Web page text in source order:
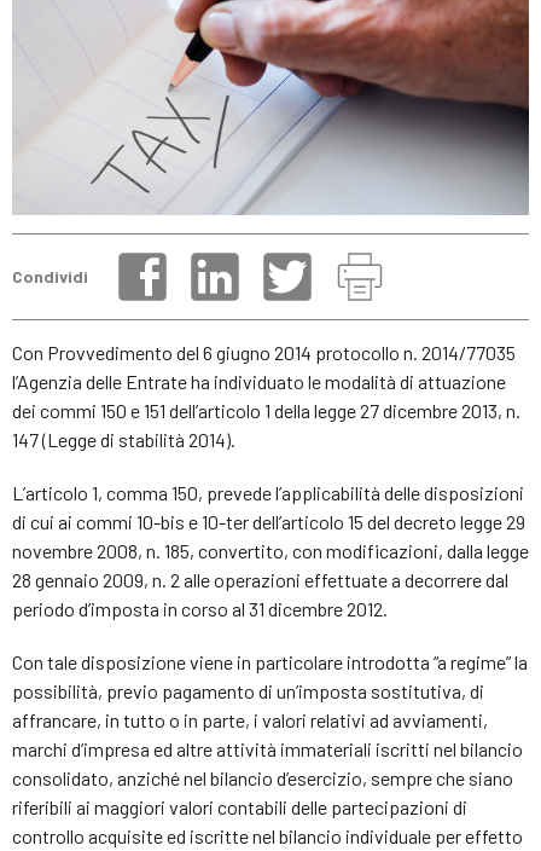
Condividi
Con Provvedimento del 6 giugno 2014 protocollo n. 2014/77035
l’Agenzia delle Entrate ha individuato le modalità di attuazione
dei commi 150 e 151 dell’articolo 1 della legge 27 dicembre 2013, n.
147 (Legge di stabilità 2014).
L’articolo 1, comma 150, prevede l’applicabilità delle disposizioni
di cui ai commi 10-bis e 10-ter dell’articolo 15 del decreto legge 29
novembre 2008, n. 185, convertito, con modificazioni, dalla legge
28 gennaio 2009, n. 2 alle operazioni effettuate a decorrere dal
periodo d’imposta in corso al 31 dicembre 2012.
Con tale disposizione viene in particolare introdotta “a regime” la
possibilità, previo pagamento di un’imposta sostitutiva, di
affrancare, in tutto o in parte, i valori relativi ad avviamenti,
marchi d’impresa ed altre attività immateriali iscritti nel bilancio
consolidato, anziché nel bilancio d’esercizio, sempre che siano
riferibili ai maggiori valori contabili delle partecipazioni di
controllo acquisite ed iscritte nel bilancio individuale per effetto